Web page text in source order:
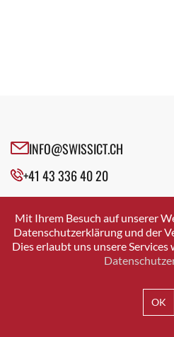
INFO@SWISSICT.CH
+41 43 336 40 20
SWISSICT
VULKANSTRASSE 120
8048 ZURICH
Mit Ihrem Besuch auf unserer
Datenschutzerklärung und der
Dies erlaubt uns unsere Services
OK